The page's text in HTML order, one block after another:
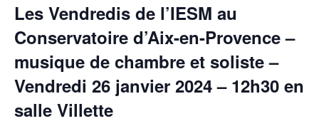
Les Vendredis de l’IESM au
Conservatoire d’Aix-en-Provence –
musique de chambre et soliste –
Vendredi 26 janvier 2024 – 12h30 en
salle Villette